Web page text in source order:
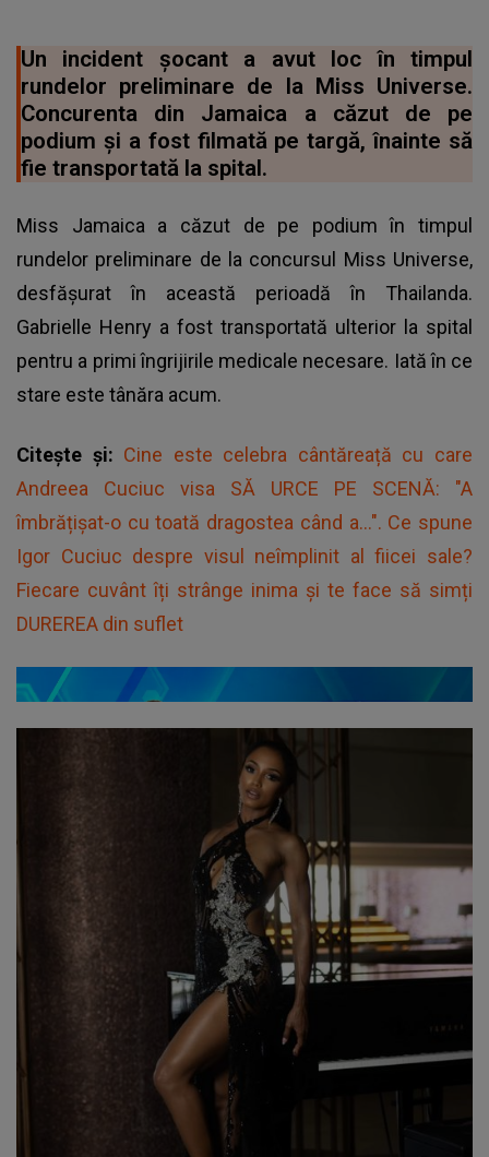
Un incident șocant a avut loc în timpul
rundelor preliminare de la Miss Universe.
Concurenta din Jamaica a căzut de pe
podium și a fost filmată pe targă, înainte să
fie transportată la spital.
Miss Jamaica a căzut de pe podium în timpul
rundelor preliminare de la concursul Miss Universe,
desfășurat în această perioadă în Thailanda.
Gabrielle Henry a fost transportată ulterior la spital
pentru a primi îngrijirile medicale necesare. Iată în ce
stare este tânăra acum.
Citește și: Cine este celebra cântăreață cu care
Andreea Cuciuc visa SĂ URCE PE SCENĂ: "A
îmbrățișat-o cu toată dragostea când a...". Ce spune
Igor Cuciuc despre visul neîmplinit al fiicei sale?
Fiecare cuvânt îți strânge inima și te face să simți
DUREREA din suflet